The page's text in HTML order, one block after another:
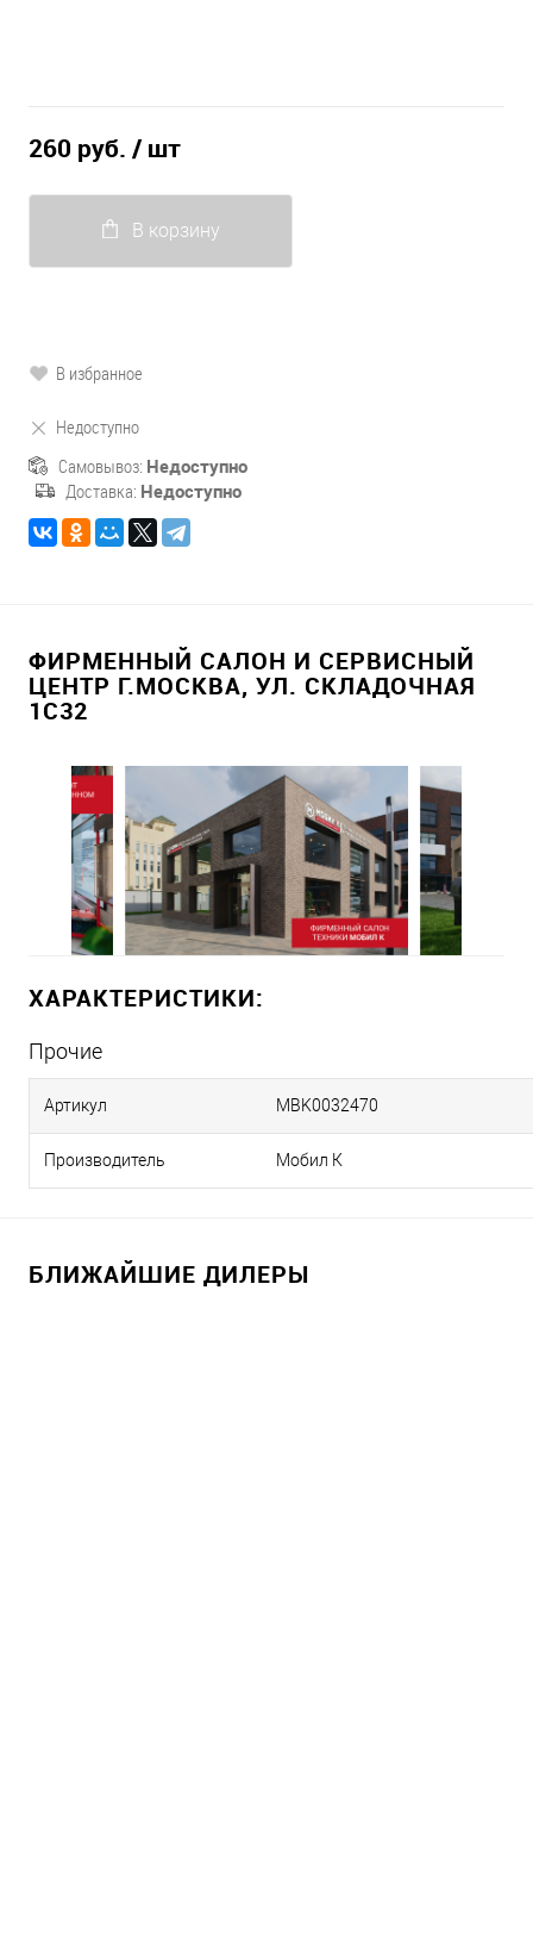
260 руб. / шт
В корзину
В избранное
Недоступно
Самовывоз: Недоступно
Доставка: Недоступно
ФИРМЕННЫЙ САЛОН И СЕРВИСНЫЙ
ЦЕНТР Г.МОСКВА, УЛ. СКЛАДОЧНАЯ
1С32
ХАРАКТЕРИСТИКИ:
Прочие
Артикул MBK0032470
Производитель Мобил К
БЛИЖАЙШИЕ ДИЛЕРЫ